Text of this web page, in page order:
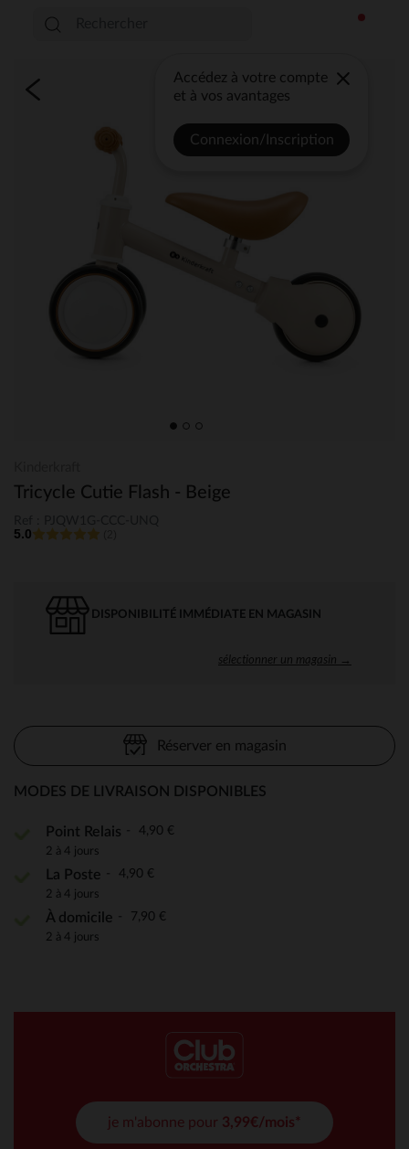
Accédez à votre compte
et à vos avantages
Connexion/Inscription
Tricycle Cutie Flash - Beige
5.0
DISPONIBILITÉ IMMÉDIATE EN MAGASIN
sélectionner un magasin →
Réserver en magasin
MODES DE LIVRAISON DISPONIBLES
Point Relais 4,90 €
2 à 4 jours
La Poste 4,90 €
2 à 4 jours
À domicile 7,90 €
2 à 4 jours
je m'abonne pour 3,99€/mois*